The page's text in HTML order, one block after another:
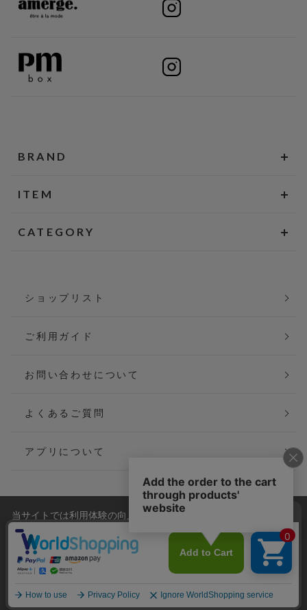
BRAND
ITEM
CATEGORY
ショップリスト
ご利用ガイド
お問い合わせについて
よくあるご質問
アプリについて
会社概要
ご利用規約
個人情報保護方針
当サイトでは利用体験の向上およびコンテンツの最適な提供、ト
ラフィックの分析を目的としてCookieを使用しています。
サイトの閲覧を継続された場合、Cookieの利用に同意したことも
のといたします。
詳細については
プライバシーポリシーをご確認ください。
承諾する